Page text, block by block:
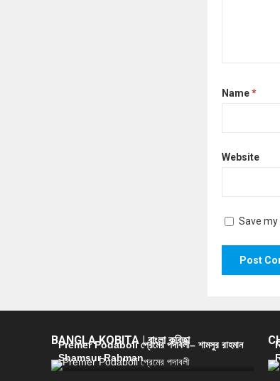
Name*
Website
Save
BANGLA KOBITA | বাংলা কবিতা
Premer Podaboli প্রেমের পদাবলী– শামসুর রাহমান
Shamsur Rahman